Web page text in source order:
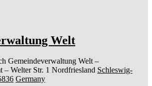
Welt
Gemeindeverwaltung Welt –
– Welter Str. 1 Nordfriesland Schleswig-
Germany